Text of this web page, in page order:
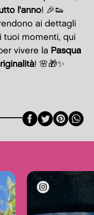
l'anno! 🎉👟
ai dettagli
tuoi momenti, qui
vivere la Pasqua
! 🌸🎁✨